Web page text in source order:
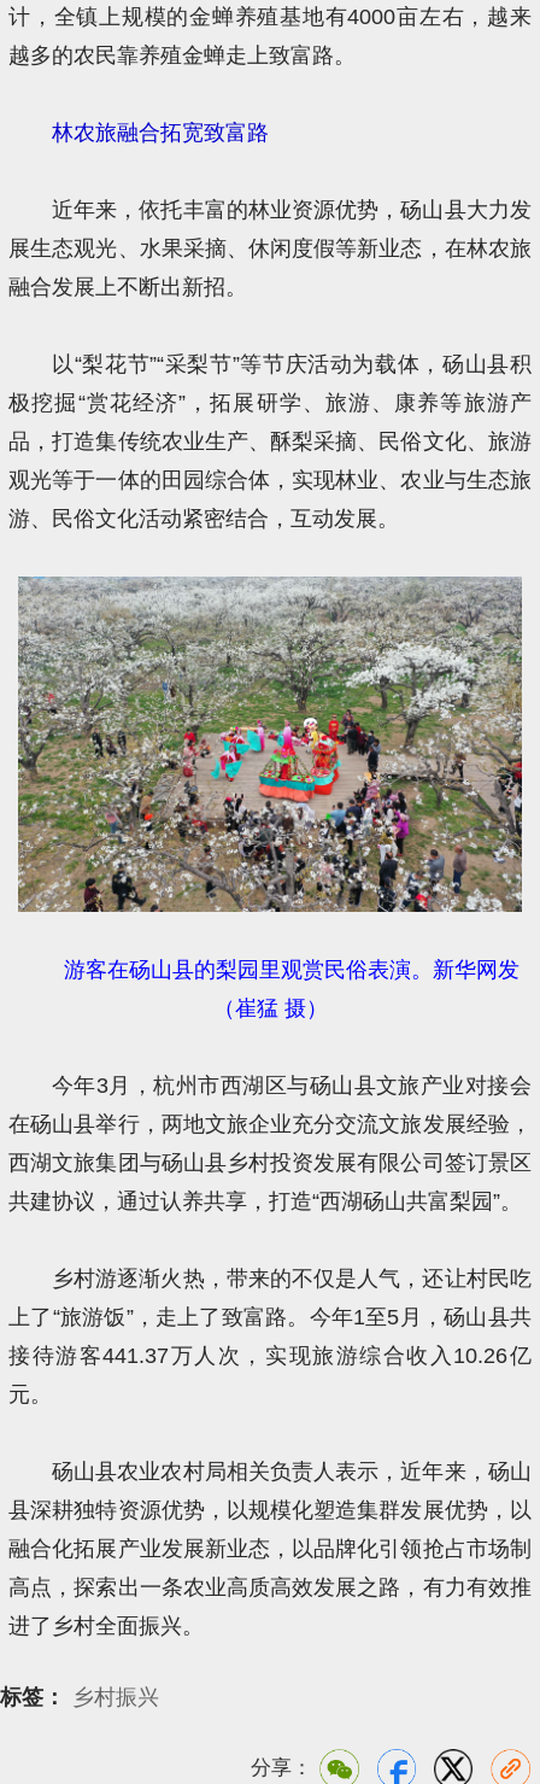
计，全镇上规模的金蝉养殖基地有4000亩左右，越来
越多的农民靠养殖金蝉走上致富路。
林农旅融合拓宽致富路
近年来，依托丰富的林业资源优势，砀山县大力发
展生态观光、水果采摘、休闲度假等新业态，在林农旅
融合发展上不断出新招。
以“梨花节”“采梨节”等节庆活动为载体，砀山县积
极挖掘“赏花经济”，拓展研学、旅游、康养等旅游产
品，打造集传统农业生产、酥梨采摘、民俗文化、旅游
观光等于一体的田园综合体，实现林业、农业与生态旅
游、民俗文化活动紧密结合，互动发展。
游客在砀山县的梨园里观赏民俗表演。新华网发
（崔猛 摄）
今年3月，杭州市西湖区与砀山县文旅产业对接会
在砀山县举行，两地文旅企业充分交流文旅发展经验，
西湖文旅集团与砀山县乡村投资发展有限公司签订景区
共建协议，通过认养共享，打造“西湖砀山共富梨园”。
乡村游逐渐火热，带来的不仅是人气，还让村民吃
上了“旅游饭”，走上了致富路。今年1至5月，砀山县共
接待游客441.37万人次，实现旅游综合收入10.26亿
元。
砀山县农业农村局相关负责人表示，近年来，砀山
县深耕独特资源优势，以规模化塑造集群发展优势，以
融合化拓展产业发展新业态，以品牌化引领抢占市场制
高点，探索出一条农业高质高效发展之路，有力有效推
进了乡村全面振兴。
标签： 乡村振兴
分享：